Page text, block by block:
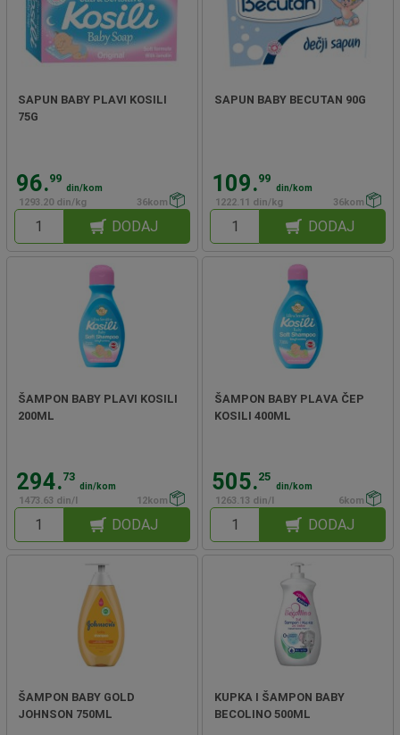
SAPUN BABY PLAVI KOSILI
75G
96.99
din/kom
1293.20 din/kg
36kom
DODAJ
SAPUN BABY BECUTAN 90G
109.99
din/kom
1222.11 din/kg
36kom
DODAJ
ŠAMPON BABY PLAVI KOSILI
200ML
294.73
din/kom
1473.63 din/l
12kom
DODAJ
ŠAMPON BABY PLAVA ČEP
KOSILI 400ML
505.25
din/kom
1263.13 din/l
6kom
DODAJ
ŠAMPON BABY GOLD
JOHNSON 750ML
KUPKA I ŠAMPON BABY
BECOLINO 500ML